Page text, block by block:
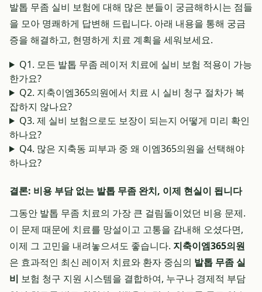
발톱 무좀 실비 보험에 대해 많은 분들이 궁금해하시는 점들
을 모아 명쾌하게 답변해 드립니다. 아래 내용을 통해 궁금
증을 해결하고, 현명하게 치료 계획을 세워보세요.
Q1. 모든 발톱 무좀 레이저 치료에 실비 보험 적용이 가능
한가요?
Q2. 지축이엠365의원에서 치료 시 실비 청구 절차가 복
잡하지 않나요?
Q3. 제 실비 보험으로도 보장이 되는지 어떻게 미리 확인
하나요?
Q4. 많은 지축동 피부과 중 왜 이엠365의원을 선택해야
하나요?
결론: 비용 부담 없는 발톱 무좀 완치, 이제 현실이 됩니다
그동안 발톱 무좀 치료의 가장 큰 걸림돌이었던 비용 문제.
이 문제 때문에 치료를 망설이고 고통을 감내해 오셨다면,
이제 그 고민을 내려놓으셔도 좋습니다. 지축이엠365의원
은 효과적인 최신 레이저 치료와 환자 중심의 발톱 무좀 실
비 보험 청구 지원 시스템을 결합하여, 누구나 경제적 부담